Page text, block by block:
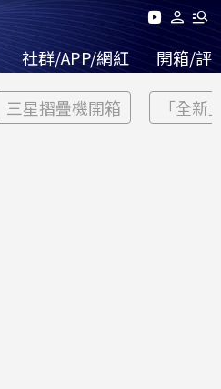
社群/APP/網紅 開箱/評
三星摺疊機開箱 「全新